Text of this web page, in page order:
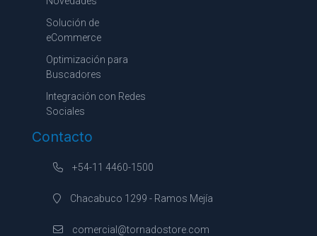
Solución de
eCommerce
Optimización para
Buscadores
Integración con Redes
Sociales
Contacto
+54-11 4460-1500
Chacabuco 1299 - Ramos Mejía
comercial@tornadostore.com